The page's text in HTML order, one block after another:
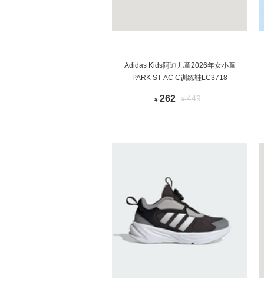
Adidas Kids阿迪儿童2026年女小童
PARK ST AC C训练鞋LC3718
¥ 262 ¥449